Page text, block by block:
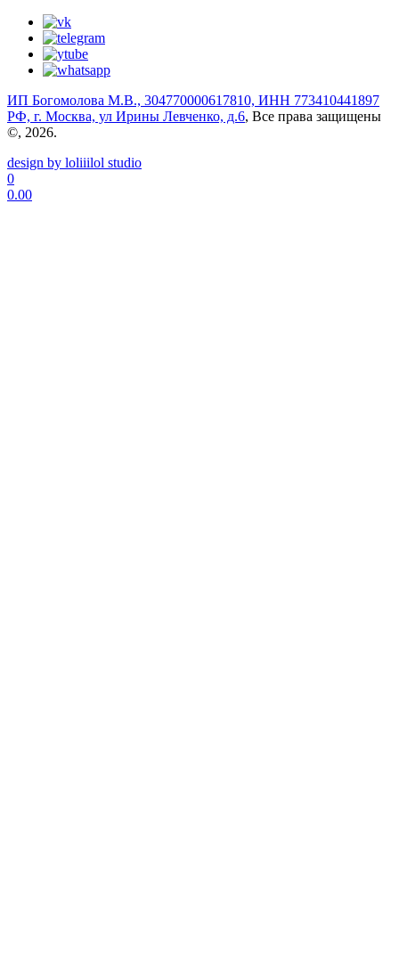
ИП Богомолова М.В., 304770000617810, ИНН 773410441897
РФ, г. Москва, ул Ирины Левченко, д.6, Все права защищены
©, 2026.
design by loliiilol studio
0
0.00